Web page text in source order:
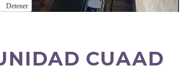
Detener
CUAAD